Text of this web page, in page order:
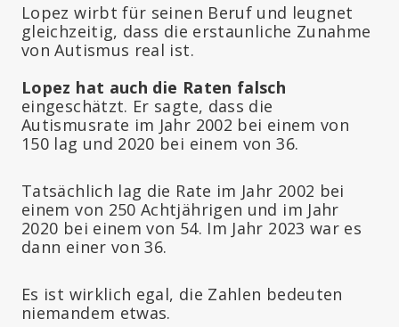
Lopez wirbt für seinen Beruf und leugnet
gleichzeitig, dass die erstaunliche Zunahme
von Autismus real ist.
Lopez hat auch die Raten falsch
eingeschätzt. Er sagte, dass die
Autismusrate im Jahr 2002 bei einem von
150 lag und 2020 bei einem von 36.
Tatsächlich lag die Rate im Jahr 2002 bei
einem von 250 Achtjährigen und im Jahr
2020 bei einem von 54. Im Jahr 2023 war es
dann einer von 36.
Es ist wirklich egal, die Zahlen bedeuten
niemandem etwas.